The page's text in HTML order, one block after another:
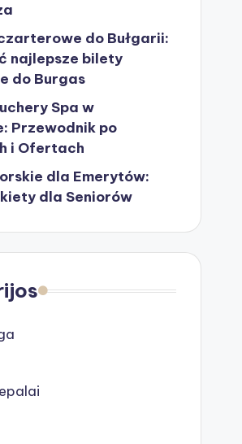
do Bułgarii:
najlepsze bilety
do Burgas
Spa w
Przewodnik po
i Ofertach
dla Emerytów:
dla Seniorów